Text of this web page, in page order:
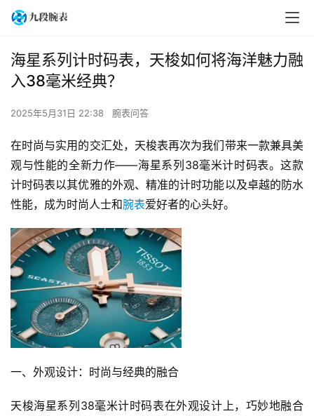
海星系列计时码表，天梭如何将海洋魅力融
入38毫米经典？
2025年5月31日 22:38 腕表问答
在时尚与实用的交汇处，天梭表再次为我们带来一款兼具美
观与性能的全新力作——海星系列38毫米计时码表。这款
计时码表以其优雅的外观、精准的计时功能以及卓越的防水
性能，成为时尚人士和腕表爱好者的心头好。
一、外观设计：时尚与经典的融合
天梭海星系列38毫米计时码表在外观设计上，巧妙地融合